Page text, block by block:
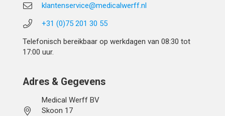
klantenservice@medicalwerff.nl
+31 (0)75 201 30 55
Telefonisch bereikbaar op werkdagen van 08:30 tot
17:00 uur.
Adres & Gegevens
Medical Werff BV
Skoon 17